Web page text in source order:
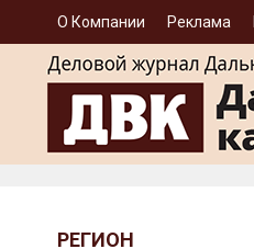
О Компании Реклама
РЕГИОН